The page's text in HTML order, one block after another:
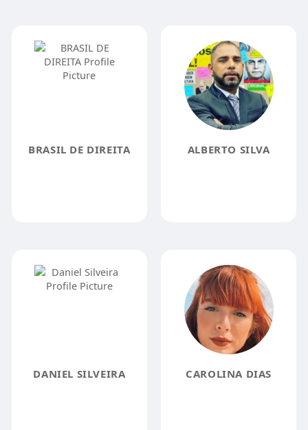
BRASIL DE DIREITA ALBERTO SILVA
DANIEL SILVEIRA CAROLINA DIAS